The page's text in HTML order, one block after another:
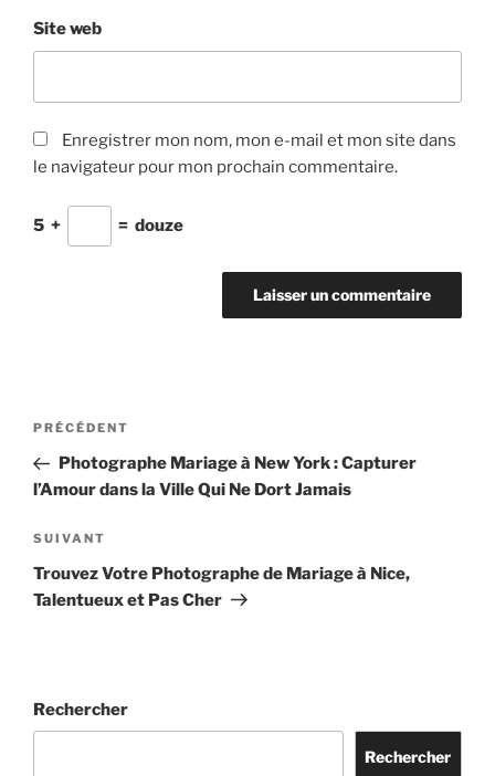
Site web
Enregistrer mon nom, mon e-mail et mon site dans
le navigateur pour mon prochain commentaire.
5 + = douze
Navigation
l’article
Article
précédent
PRÉCÉDENT
Photographe Mariage à New York : Capturer
l’Amour dans la Ville Qui Ne Dort Jamais
Article
suivant
SUIVANT
Trouvez Votre Photographe de Mariage à Nice,
Talentueux et Pas Cher
Rechercher
Rechercher